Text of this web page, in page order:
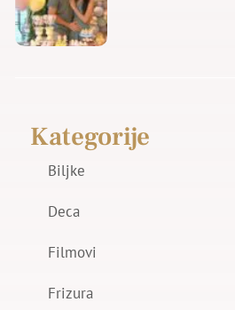
Kategorije
Biljke
Deca
Filmovi
Frizura